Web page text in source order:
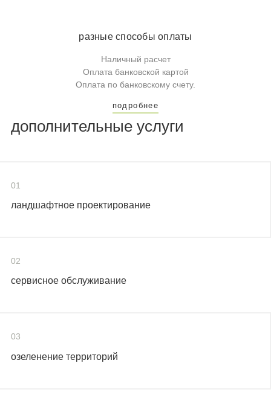
разные способы оплаты
Наличный расчет
Оплата банковской картой
Оплата по банковскому счету.
подробнее
дополнительные услуги
01
ландшафтное проектирование
02
сервисное обслуживание
03
озеленение территорий